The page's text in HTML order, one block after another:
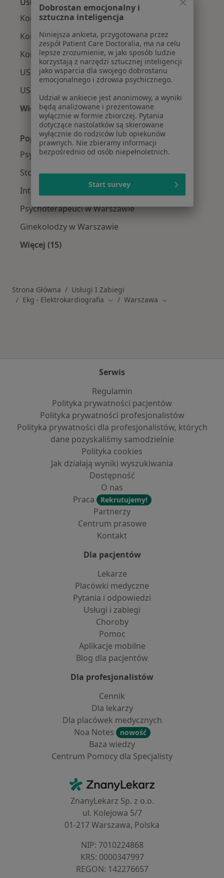
Konsultacja internistyczna w Warszawie
Konsultacja kardiologiczna w Warszawie
Konsultacja endokrynologiczna w Warszawie
USG jamy brzusznej w Warszawie
USG tarczycy w Warszawie
Więcej (15)
Więcej w kategorii: Usługi w Warszawie
Popularne specjalizacje
Psycholodzy w Warszawie
Stomatolodzy w Warszawie
Interniści w Warszawie
Psychoterapeuci w Warszawie
Ginekolodzy w Warszawie
Więcej (15)
Strona Główna
Usługi I Zabiegi
Ekg - Elektrokardiografia Zmień miasto
Warszawa Zmień miasto
Serwis
Regulamin
Polityka prywatności pacjentów
Polityka prywatności profesjonalistów
Polityka prywatności dla profesjonalistów, których
dane pozyskaliśmy samodzielnie
Polityka cookies
Jak działają wyniki wyszukiwania
Dostępność
O nas
Praca
Rekrutujemy!
Partnerzy
Centrum prasowe
Kontakt
Dla pacjentów
Lekarze
Placówki medyczne
Pytania i odpowiedzi
Usługi i zabiegi
Choroby
Pomoc
Aplikacje mobilne
Blog dla pacjentów
Dla profesjonalistów
Cennik
Dla lekarzy
Dla placówek medycznych
Noa Notes
nowość
Baza wiedzy
Centrum Pomocy dla Specjalisty
ZnanyLekarz - Strona główna
ZnanyLekarz Sp. z o.o.
ul. Kolejowa 5/7
01-217 Warszawa, Polska
NIP: ⁠7010224868
KRS: ⁠0000347997
REGON: ⁠142276657
Dobrostan emocjonalny i
sztuczna inteligencja
Niniejsza ankieta, przygotowana przez
zespół Patient Care Doctoralia, ma na celu
lepsze zrozumienie, w jaki sposób ludzie
korzystają z narzędzi sztucznej inteligencji
jako wsparcia dla swojego dobrostanu
emocjonalnego i zdrowia psychicznego.
Udział w ankiecie jest anonimowy, a wyniki
będą analizowane i prezentowane
wyłącznie w formie zbiorczej. Pytania
dotyczące nastolatków są skierowane
wyłącznie do rodziców lub opiekunów
prawnych. Nie zbieramy informacji
bezpośrednio od osób niepełnoletnich.
Start survey